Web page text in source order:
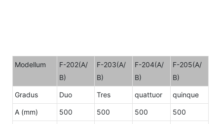
Modellum
F-202(A/
B)
F-203(A/
B)
F-204(A/
B)
F-205(A/
B)
Gradus Duo Tres quattuor quinque
A (mm) 500 500 500 500